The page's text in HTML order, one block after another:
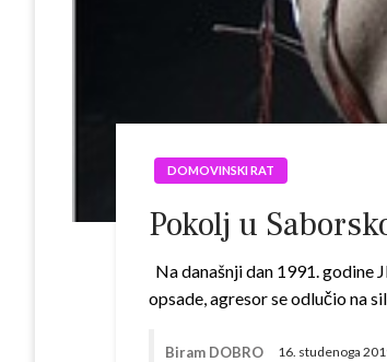
DOMOVINSKI RAT
Pokolj u
Na današnji dan 1991. godine
opsade, agresor se odlučio na
Biram DOBRO 16. studenoga